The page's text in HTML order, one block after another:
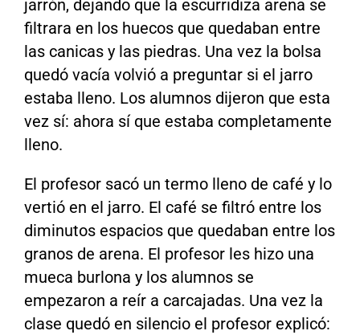
jarrón, dejando que la escurridiza arena se
filtrara en los huecos que quedaban entre
las canicas y las piedras. Una vez la bolsa
quedó vacía volvió a preguntar si el jarro
estaba lleno. Los alumnos dijeron que esta
vez sí: ahora sí que estaba completamente
lleno.
El profesor sacó un termo lleno de café y lo
vertió en el jarro. El café se filtró entre los
diminutos espacios que quedaban entre los
granos de arena. El profesor les hizo una
mueca burlona y los alumnos se
empezaron a reír a carcajadas. Una vez la
clase quedó en silencio el profesor explicó: